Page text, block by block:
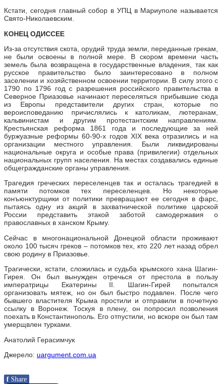
Кстати, сегодня главный собор в УПЦ в Мариуполе называется
Свято-Николаевским.
КОНЕЦ ОДИССЕЕ
Из-за отсутствия скота, орудий труда земли, переданные грекам,
не были освоены в полной мере. В скором времени часть
земель была возвращена в государственные владения, так как
русское правительство было заинтересовано в полном
заселении и хозяйственном освоении территории. В силу этого с
1790 по 1796 год с разрешения российского правительства в
Северное Приазовье начинают переселяться прибывшие сюда
из Европы представители других стран, которые по
вероисповеданию причислялись к католикам, лютеранам,
кальвинистам и другим протестантским направлениям.
Крестьянская реформа 1861 года и последующие за ней
буржуазные реформы 60-90-х годов XIX века отразились и на
организации местного управления. Были ликвидированы
национальные округа и особые права (привилегии) отдельных
национальных групп населения. На местах создавались единые
общегражданские органы управления.
Трагедия греческих переселенцев так и осталась трагедией в
памяти потомков тех переселенцев. Но некоторые
конъюнктурщики от политики превращают ее сегодня в фарс,
пытаясь одну из акций в захватнической политике царской
России представить этакой заботой самодержавия о
православных в ханском Крыму.
Сейчас в многонациональной Донецкой области проживают
около 100 тысяч греков – потомков тех, кто 220 лет назад обрел
свою родину в Приазовье.
Трагически, кстати, сложилась и судьба крымского хана Шагин-
Гирея. Он был вынужден отречься от престола в пользу
императрицы Екатерины II. Шагин-Гирей попытался
организовать мятеж, но он был быстро подавлен. После чего
бывшего властителя Крыма простили и отправили в почетную
ссылку в Воронеж. Тоскуя в плену, он попросил позволения
поехать в Константинополь. Его отпустили, но вскоре он был там
умерщвлен турками.
Анатолий Герасимчук
Джерело: uargument.com.ua
f Share